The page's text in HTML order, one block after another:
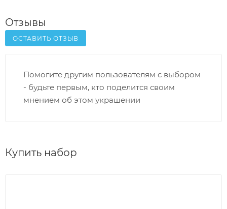
Отзывы
ОСТАВИТЬ ОТЗЫВ
Помогите другим пользователям с выбором
- будьте первым, кто поделится своим
мнением об этом украшении
Купить набор